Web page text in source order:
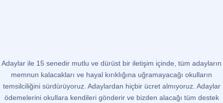
Adaylar ile 15 senedir mutlu ve dürüst bir iletişim içinde, tüm adayların
memnun kalacakları ve hayal kırıklığına uğramayacağı okulların
temsilciliğini sürdürüyoruz. Adaylardan hiçbir ücret almıyoruz. Adaylar
ödemelerini okullara kendileri gönderir ve bizden alacağı tüm destek